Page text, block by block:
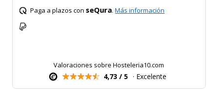
Paga a plazos con seQura.Más información
Valoraciones sobre Hosteleria10.com
4,73 / 5 · Excelente